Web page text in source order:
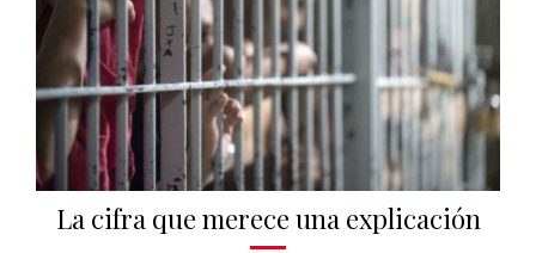
La cifra que merece una explicación